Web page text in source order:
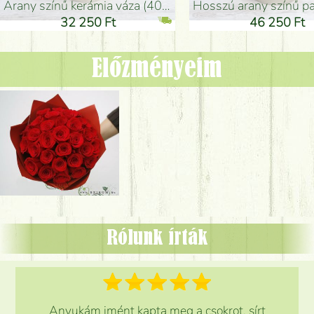
arany színű kerámia váza (40x26cm)
32 250 Ft
hosszú arany színű
46 250 Ft
Előzményeim
Rólunk írták
Anyukám imént kapta meg a csokrot, sírt